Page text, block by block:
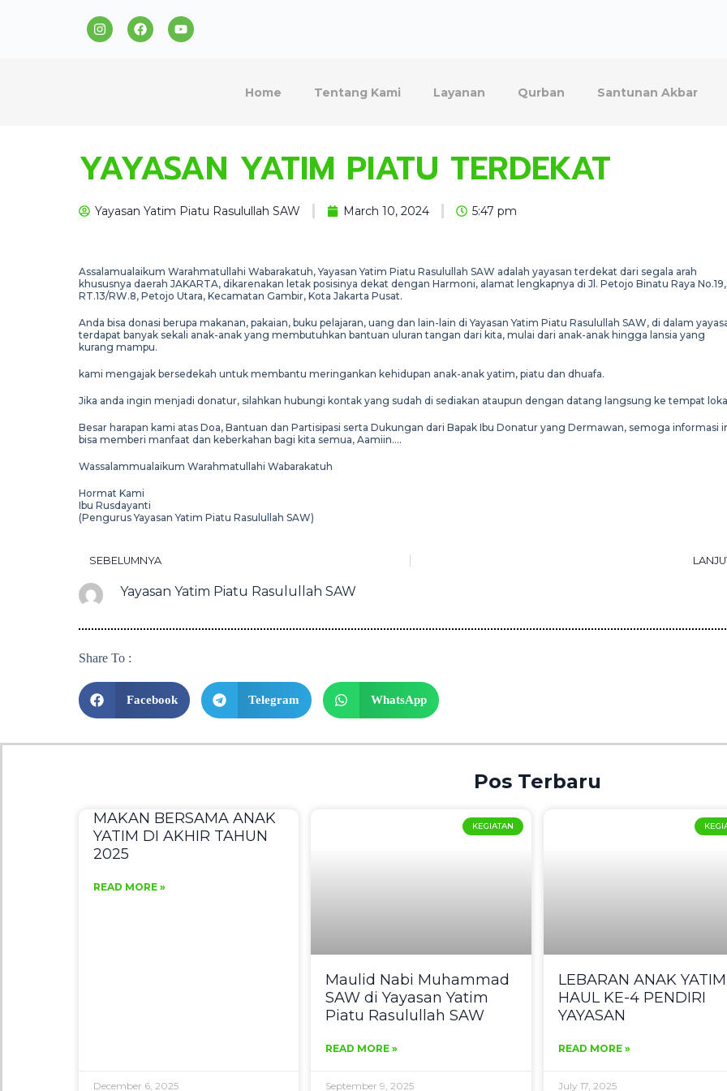
Home Tentang Kami Layanan Qurban Santunan Akbar
YAYASAN YATIM PIATU TERDEKAT
Yayasan Yatim Piatu Rasulullah SAW March 10, 2024 5:47 pm
Assalamualaikum Warahmatullahi Wabarakatuh, Yayasan Yatim Piatu Rasulullah SAW adalah yayasan terdekat dari segala arah
khususnya daerah JAKARTA, dikarenakan letak posisinya dekat dengan Harmoni, alamat lengkapnya di Jl. Petojo Binatu Raya No.19,
RT.13/RW.8, Petojo Utara, Kecamatan Gambir, Kota Jakarta Pusat.
Anda bisa donasi berupa makanan, pakaian, buku pelajaran, uang dan lain-lain di Yayasan Yatim Piatu Rasulullah SAW, di dalam
terdapat banyak sekali anak-anak yang membutuhkan bantuan uluran tangan dari kita, mulai dari anak-anak hingga lansia yang
kurang mampu.
kami mengajak bersedekah untuk membantu meringankan kehidupan anak-anak yatim, piatu dan dhuafa.
Jika anda ingin menjadi donatur, silahkan hubungi kontak yang sudah di sediakan ataupun dengan datang langsung ke tempat
Besar harapan kami atas Doa, Bantuan dan Partisipasi serta Dukungan dari Bapak Ibu Donatur yang Dermawan, semoga informasi
bisa memberi manfaat dan keberkahan bagi kita semua, Aamiin….
Wassalammualaikum Warahmatullahi Wabarakatuh
Hormat Kami
Ibu Rusdayanti
(Pengurus Yayasan Yatim Piatu Rasulullah SAW)
SEBELUMNYA
Yayasan Yatim Piatu Rasulullah SAW
Share To :
Facebook Telegram WhatsApp
Pos Terbaru
MAKAN BERSAMA ANAK
YATIM DI AKHIR TAHUN
2025
READ MORE »
December 6, 2025
KEGIATAN
Maulid Nabi Muhammad
SAW di Yayasan Yatim
Piatu Rasulullah SAW
READ MORE »
September 9, 2025
LEBARAN ANAK
HAUL KE-4 PENDIRI
YAYASAN
READ MORE »
July 17, 2025